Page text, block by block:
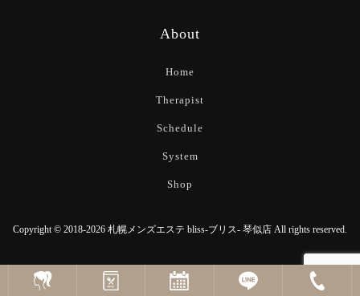
About
Home
Therapist
Schedule
System
Shop
Copyright © 2018-2026 札幌メンズエステ bliss-ブリス- 琴似店 All rights reserved.